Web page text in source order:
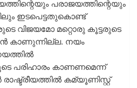
പരാജയത്തിന്റെയും
ഇടപെട്ടതുകൊണ്ട്
വിജയമോ മറ്റൊരു കൂട്ടരുടെ
കാണുന്നില്ല. നയം
പരിഹാരം കാണണമെന്ന്
കമ്യൂണിസ്റ്റ്